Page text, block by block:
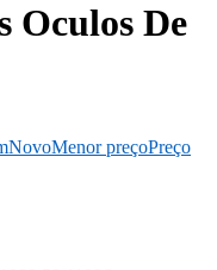
Oculos De
NovoMenor preçoPreço